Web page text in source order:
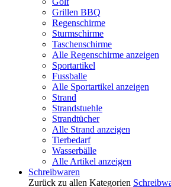
Grillen BBQ
Regenschirme
Sturmschirme
Taschenschirme
Alle Regenschirme anzeigen
Sportartikel
Fussballe
Alle Sportartikel anzeigen
Strand
Strandstuehle
Strandtücher
Alle Strand anzeigen
Tierbedarf
Wasserbälle
Alle Artikel anzeigen
Schreibwaren
Zurück zu allen Kategorien